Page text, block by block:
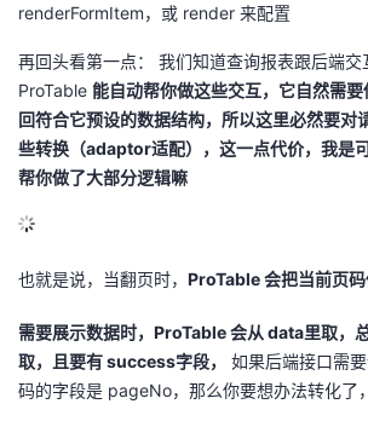
renderFormItem，或 render 来配置
再回头看第一点： 我们知道查询报表跟后端
ProTable 能自动帮你做这些交互，它自然需
回符合它预设的数据结构，所以这里必然要对
些转换（adaptor适配），这一点代价，我是
帮你做了大部分逻辑嘛
也就是说，当翻页时， ProTable 会把当前页
需要展示数据时，ProTable 会从 data里取，
取，且要有 success字段，
如果后端接口需
码的字段是 pageNo，那么你要想办法转化了，